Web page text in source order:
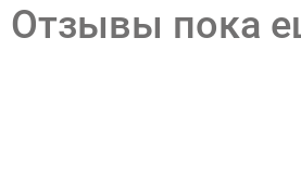
Отзывы пока